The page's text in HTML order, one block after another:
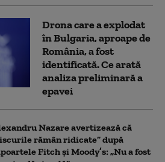
Drona care a explodat
în Bulgaria, aproape de
România, a fost
identificată. Ce arată
analiza preliminară a
epavei
Nazare avertizează că
rămân ridicate” după
Fitch și Moody’s: „Nu a fost